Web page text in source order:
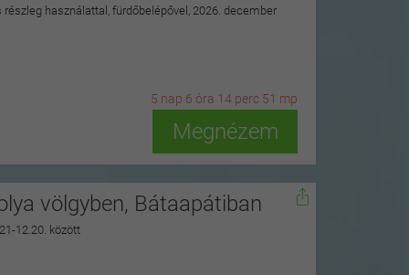
használattal, fürdőbelépővel, 2026. december
5 nap 6 óra 14 perc 49 mp
Megnézem
völgyben, Bátaapátiban
12.20. között